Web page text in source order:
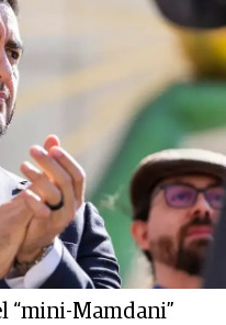
“mini-Mamdani”